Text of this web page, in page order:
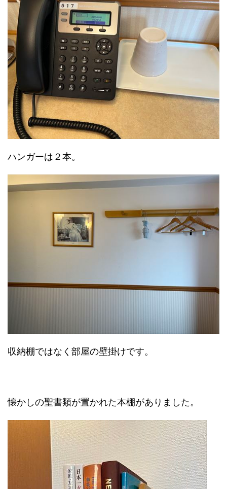
ハンガーは２本。
収納棚ではなく部屋の壁掛けです。
懐かしの聖書類が置かれた本棚がありました。